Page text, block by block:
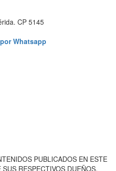
CP 5145
Whatsapp
PUBLICADOS EN ESTE
RESPECTIVOS DUEÑOS,